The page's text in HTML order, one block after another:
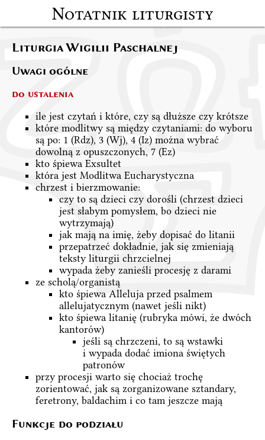
Notatnik liturgisty
Liturgia Wigilii Paschalnej
Uwagi ogólne
do ustalenia
ile jest czytań i które, czy są dłuższe czy krótsze
które modlitwy są między czytaniami: do wyboru
są po: 1 (Rdz), 3 (Wj), 4 (Iz) można wybrać
dowolną z opuszczonych, 7 (Ez)
kto śpiewa Exsultet
która jest Modlitwa Eucharystyczna
chrzest i bierzmowanie:
czy to są dzieci czy dorośli (chrzest dzieci
jest słabym pomysłem, bo dzieci nie
wytrzymają)
jak mają na imię, żeby dopisać do litanii
przepatrzeć dokładnie, jak się zmieniają
teksty liturgii chrzcielnej
wypada żeby zanieśli procesję z darami
ze scholą/organistą
kto śpiewa Alleluja przed psalmem
allelujatycznym (nawet jeśli nikt)
kto śpiewa litanię (rubryka mówi, że dwóch
kantorów)
jeśli są chrzczeni, to są wstawki
i wypada dodać imiona świętych
patronów
przy procesji warto się chociaż trochę
zorientować, jak są zorganizowane sztandary,
feretrony, baldachim i co tam jeszcze mają
Funkcje do podziału